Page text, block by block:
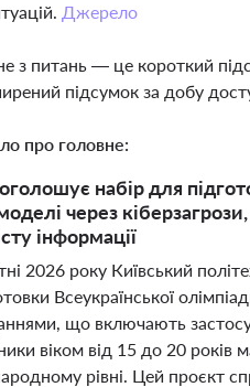
Джерело
з питань — це короткий
підсумок за добу
про головне:
набір для
через
інформації
2026 року Київський
Всеукраїнської
що включають
віком від 15 до 20 років
рівні. Цей проєкт